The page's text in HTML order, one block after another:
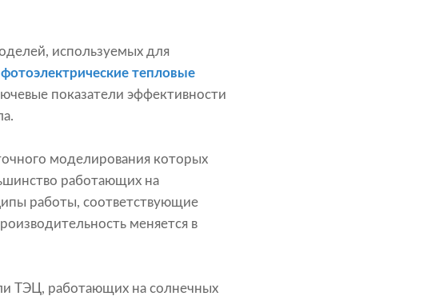
используемых для
фотоэлектрические тепловые
показатели эффективности
моделирования которых
работающих на
работы, соответствующие
меняется в
ТЭЦ, работающих на солнечных